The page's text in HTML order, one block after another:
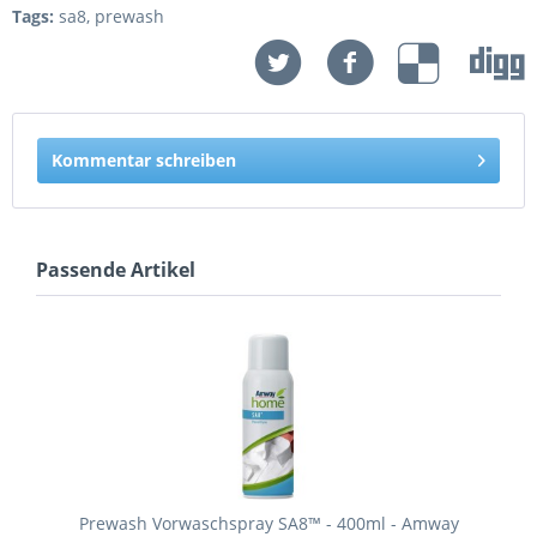
Tags: sa8, prewash
Kommentar schreiben
Passende Artikel
Prewash Vorwaschspray SA8™ - 400ml - Amway